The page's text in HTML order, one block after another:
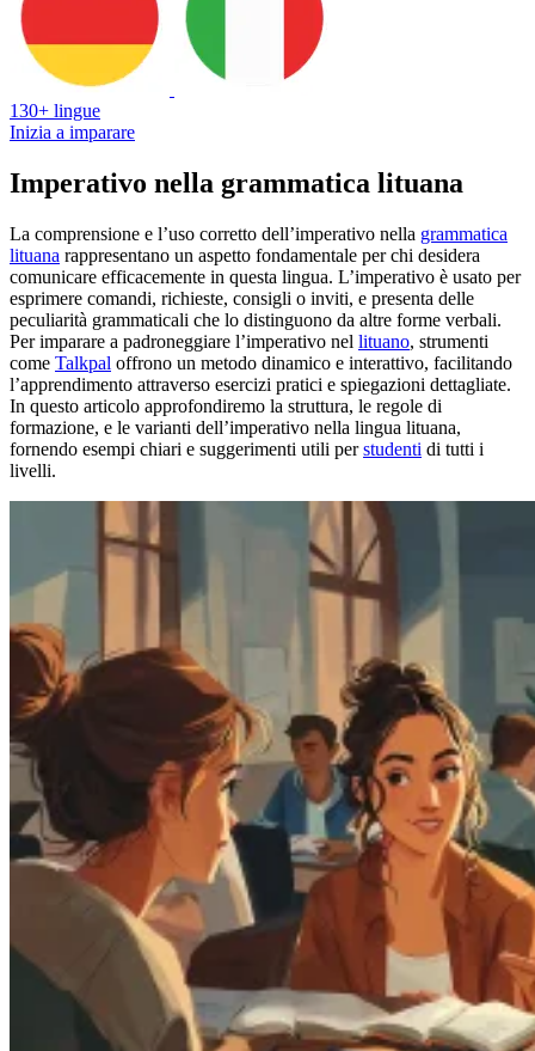
130+ lingue
Inizia a imparare
Imperativo nella grammatica lituana
La comprensione e l’uso corretto dell’imperativo nella grammatica
lituana rappresentano un aspetto fondamentale per chi desidera
comunicare efficacemente in questa lingua. L’imperativo è usato per
esprimere comandi, richieste, consigli o inviti, e presenta delle
peculiarità grammaticali che lo distinguono da altre forme verbali.
Per imparare a padroneggiare l’imperativo nel lituano, strumenti
come Talkpal offrono un metodo dinamico e interattivo, facilitando
l’apprendimento attraverso esercizi pratici e spiegazioni dettagliate.
In questo articolo approfondiremo la struttura, le regole di
formazione, e le varianti dell’imperativo nella lingua lituana,
fornendo esempi chiari e suggerimenti utili perstudenti di tutti i
livelli.